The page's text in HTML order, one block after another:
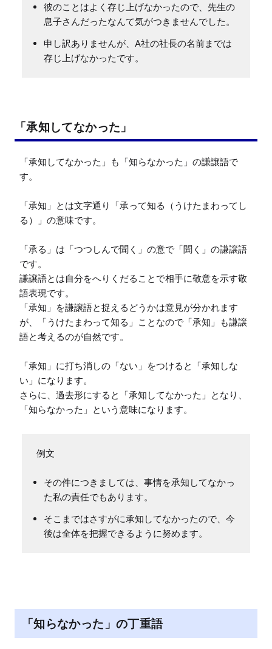
彼のことはよく存じ上げなかったので、先生の
息子さんだったなんて気がつきませんでした。
申し訳ありませんが、A社の社長の名前までは
存じ上げなかったです。
「承知してなかった」
「承知してなかった」も「知らなかった」の謙譲語で
す。
「承知」とは文字通り「承って知る（うけたまわってし
る）」の意味です。
「承る」は「つつしんで聞く」の意で「聞く」の謙譲語
です。
謙譲語とは自分をへりくだることで相手に敬意を示す敬
語表現です。
「承知」を謙譲語と捉えるどうかは意見が分かれます
が、「うけたまわって知る」ことなので「承知」も謙譲
語と考えるのが自然です。
「承知」に打ち消しの「ない」をつけると「承知しな
い」になります。
さらに、過去形にすると「承知してなかった」となり、
「知らなかった」という意味になります。
例文
その件につきましては、事情を承知してなかっ
た私の責任でもあります。
そこまではさすがに承知してなかったので、今
後は全体を把握できるように努めます。
「知らなかった」の丁重語